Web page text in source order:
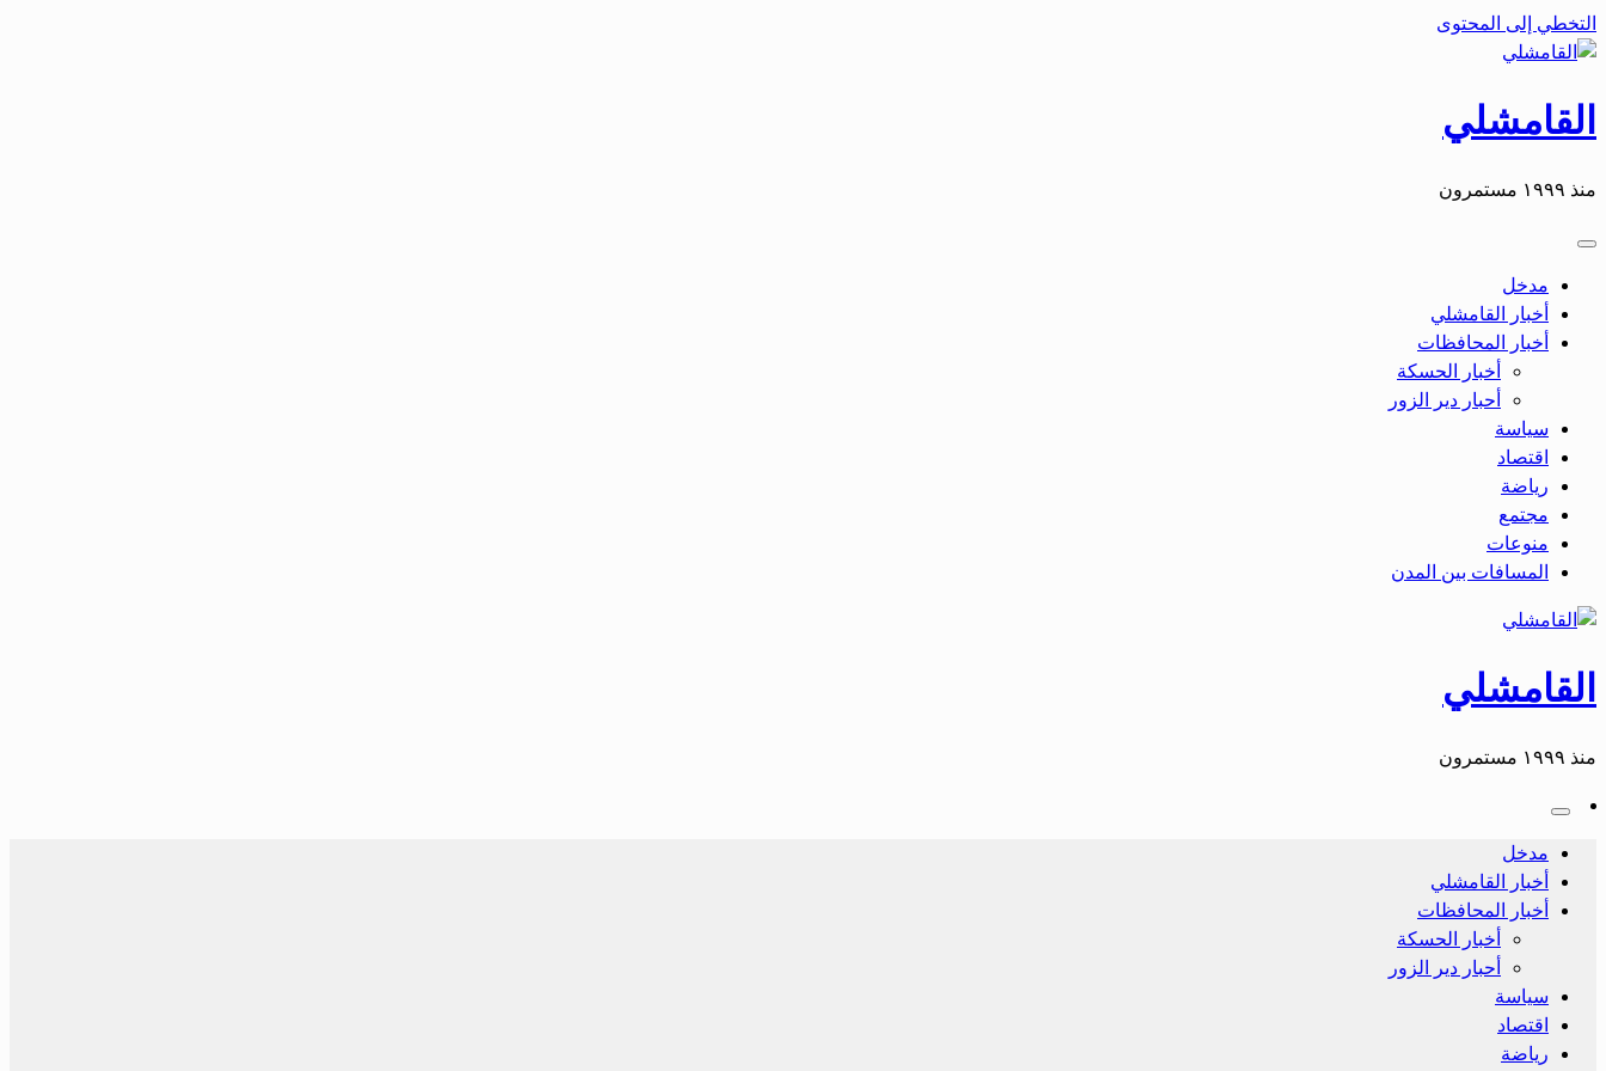
التخطي إلى المحتوى
القامشلي
منذ ١٩٩٩ مستمرون
مدخل
أخبار القامشلي
أخبار المحافظات
أخبار الحسكة
أحبار دير الزور
سياسة
اقتصاد
رياضة
مجتمع
منوعات
المسافات بين المدن
القامشلي
منذ ١٩٩٩ مستمرون
مدخل
أخبار القامشلي
أخبار المحافظات
أخبار الحسكة
أحبار دير الزور
سياسة
اقتصاد
رياضة